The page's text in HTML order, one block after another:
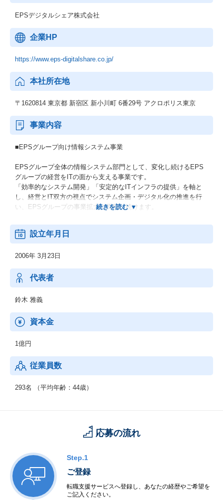
EPSデジタルシェア株式会社
企業HP
https://www.eps-digitalshare.co.jp/
本社所在地
〒1620814 東京都 新宿区 新小川町 6番29号 アクロポリス東京
事業内容
■EPSグループ向け情報システム事業
EPSグループ全体の情報システム部門として、変化し続けるEPS
グループの経営をITの面から支える事業です。
「効率的なシステム開発」「安定的なITインフラの提供」を軸と
し、経営とIT双方の視点でシステム企画・デジタル化の推進を行
い、EPSグループの事業拡大に貢献し続けます。
■シェアードサービス事業
るEPSグループの経営を事務業務の面から支える事業です。
総務・経理・人事労務その他の管理・間接部門の業務を集約・統
合し、シェア・革新することで、間接業務の効率化を推進し、EP
Sグループの事業拡大に貢献し続けます。
設立年月日
2006年 3月23日
代表者
鈴木 雅義
資本金
1億円
従業員数
293名 （平均年齢：44歳）
応募の流れ
Step.1
ご登録
転職支援サービスへ登録し、あなたの経歴やご希望を
ご記入ください。